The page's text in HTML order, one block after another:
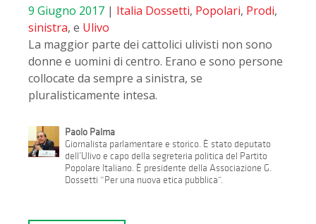
9 Giugno 2017 | Italia Dossetti, Popolari, Prodi,
sinistra, e Ulivo
La maggior parte dei cattolici ulivisti non sono
donne e uomini di centro. Erano e sono persone
collocate da sempre a sinistra, se
pluralisticamente intesa.
Paolo Palma
Giornalista parlamentare e storico. È stato deputato
dell’Ulivo e capo della segreteria politica del Partito
Popolare Italiano. È presidente della Associazione G.
Dossetti “Per una nuova etica pubblica”.